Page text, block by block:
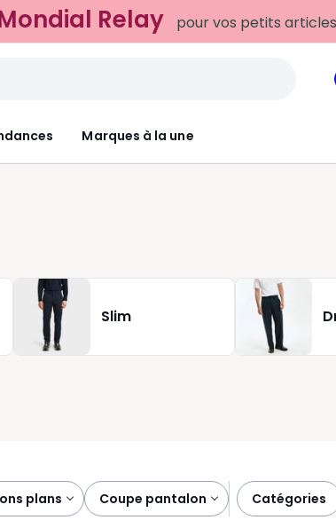
Relay pour vos petits articles
Marques à la une
Slim
bons plans coupe pantalon catégories